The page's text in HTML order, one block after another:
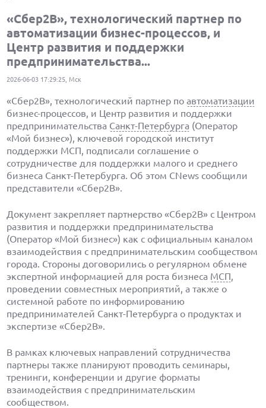
«Сбер2B», технологический партнер по
автоматизации бизнес-процессов, и
Центр развития и поддержки
предпринимательства...
2026-06-03 17:29:25, Мск
«Сбер2B», технологический партнер поавтоматизации
бизнес-процессов, и Центр развития и поддержки
предпринимательства Санкт-Петербурга (Оператор
«Мой бизнес»), ключевой городской институт
поддержки МСП, подписали соглашение о
сотрудничестве для поддержки малого и среднего
бизнеса Санкт-Петербурга. Об этом CNews сообщили
представители «Сбер2B».
Документ закрепляет партнерство «Сбер2B» с Центром
развития и поддержки предпринимательства
(Оператор «Мой бизнес») как с официальным каналом
взаимодействия с предпринимательским сообществом
города. Стороны договорились о регулярном обмене
экспертной информацией для роста бизнеса МСП,
проведении совместных мероприятий, а также о
системной работе по информированию
предпринимателей Санкт-Петербурга о продуктах и
экспертизе «Сбер2B».
В рамках ключевых направлений сотрудничества
партнеры также планируют проводить семинары,
тренинги, конференции и другие форматы
взаимодействия с предпринимательским
сообществом.